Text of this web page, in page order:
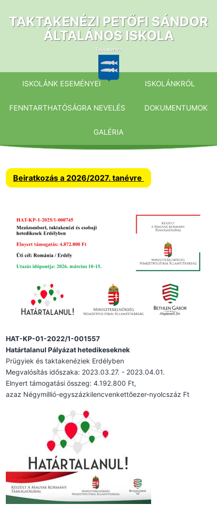
tartalomhoz
TAKTAKENÉZI PETŐFI SÁNDOR
ÁLTALÁNOS ISKOLA
ISKOLÁNK ESEMÉNYEI ISKOLÁNKRÓL
FENNTARTHATÓSÁGRA NEVELÉS DOKUMENTUMOK
GALÉRIA
Beiratkozás a 2026/2027. tanévre
HAT-KP-01-2022/1-001557
Határtalanul Pályázat hetedikeseknek
Prügyiek és taktakenéziek Erdélyben
Megvalósítás időszaka: 2023.03.27. - 2023.04.01.
Elnyert támogatási összeg: 4.192.800 Ft,
azaz Négymillió-egyszázkilencvenkettőezer-nyolcszáz Ft